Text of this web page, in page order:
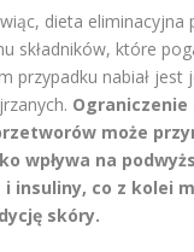
dieta eliminacyjna
składników, które
przypadku nabiał jest
Ograniczenie
może
wpływa na
i insuliny, co z kolei
skóry.